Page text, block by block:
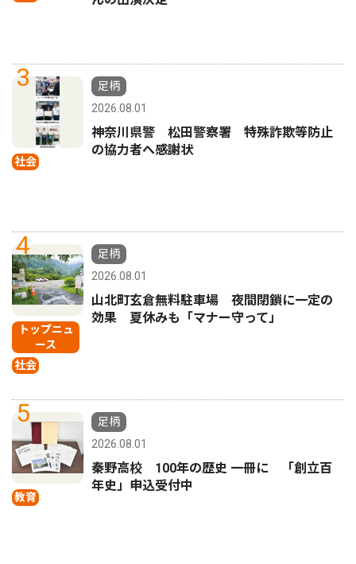
3
社会
足柄
2026.08.01
神奈川県警 松田警察署 特殊詐欺等防止
の協力者へ感謝状
4
トップニュ
ース
社会
足柄
2026.08.01
山北町玄倉無料駐車場 夜間閉鎖に一定の
効果 夏休みも「マナー守って」
5
教育
足柄
2026.08.01
秦野高校 100年の歴史 一冊に 「創立百
年史」申込受付中